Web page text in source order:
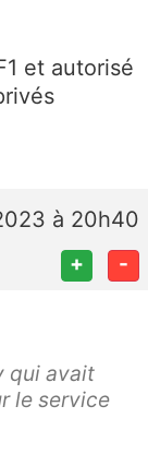
et autorisé
à 20h40
+ -
qui avait
le service